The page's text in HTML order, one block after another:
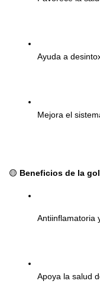
Ayuda a
Mejora el
🟡 Beneficios de la
Antiinflamatoria
Apoya la salud